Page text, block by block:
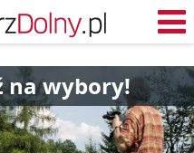
na wybory!